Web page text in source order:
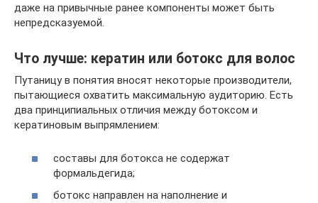
даже на привычные ранее компоненты может быть
непредсказуемой.
Что лучше: кератин или ботокс для волос
Путаницу в понятия вносят некоторые производители,
пытающиеся охватить максимальную аудиторию. Есть
два принципиальных отличия между ботоксом и
кератиновым выпрямлением:
составы для ботокса не содержат
формальдегида;
ботокс направлен на наполнение и